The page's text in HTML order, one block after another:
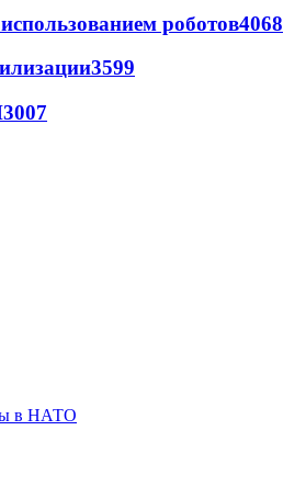
роботов4068
3599
3007
в НАТО